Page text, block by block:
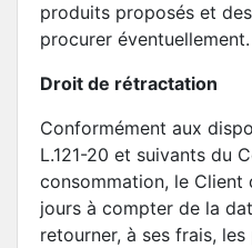
produits proposés et
procurer éventuellement.
Droit de rétractation
Conformément aux
L.121-20 et suivants du
consommation, le Client
jours à compter de la
retourner, à ses frais,